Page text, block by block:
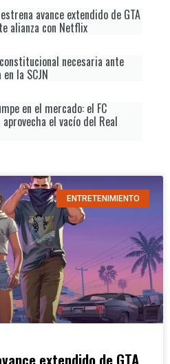
avance extendido de GTA
alianza con Netflix
necesaria ante
la SCJN
en el mercado: el FC
aprovecha el vacío del Real
ENTRETENIMIENTO
extendido de GTA